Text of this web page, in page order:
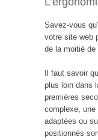
Savez-vous
votre site web
de la moitié
Il faut savoir
plus loin dans
premières
complexe, une
adaptées ou
positionnés